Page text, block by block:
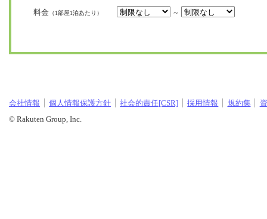
料金 （1部屋1泊あたり） ～
会社情報 個人情報保護方針 社会的責任[CSR] 採用情報 規約集
© Rakuten Group, Inc.